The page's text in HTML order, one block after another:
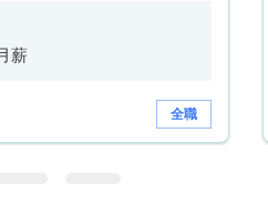
薪
全職